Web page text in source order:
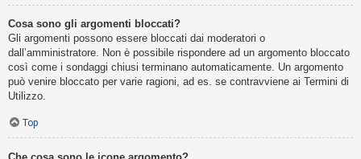
Cosa sono gli argomenti bloccati?
Gli argomenti possono essere bloccati dai moderatori o
dall’amministratore. Non è possibile rispondere ad un argomento bloccato
così come i sondaggi chiusi terminano automaticamente. Un argomento
può venire bloccato per varie ragioni, ad es. se contravviene ai Termini di
Utilizzo.
Top